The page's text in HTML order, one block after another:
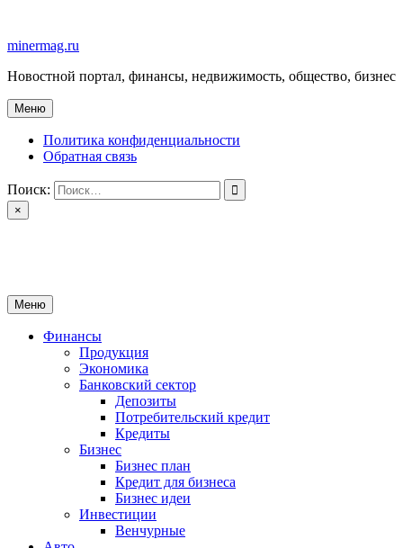
содержимому
minermag.ru
Новостной портал, финансы, недвижимость, общество, бизнес
Меню
Политика конфиденциальности
Обратная связь
Поиск:
×
Меню
Финансы
Продукция
Экономика
Банковский сектор
Депозиты
Потребительский кредит
Кредиты
Бизнес
Бизнес план
Кредит для бизнеса
Бизнес идеи
Инвестиции
Венчурные